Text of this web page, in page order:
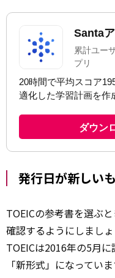
発行日が新しい
TOEICの参考書を選ぶ
確認するようにしましょ
TOEICは2016年の5月
「新形式」になっていま